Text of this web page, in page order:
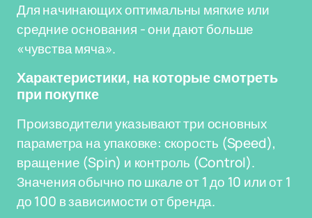
Для начинающих оптимальны мягкие или
средние основания - они дают больше
«чувства мяча».
Характеристики, на которые смотреть
при покупке
Производители указывают три основных
параметра на упаковке: скорость (Speed),
вращение (Spin) и контроль (Control).
Значения обычно по шкале от 1 до 10 или от 1
до 100 в зависимости от бренда.